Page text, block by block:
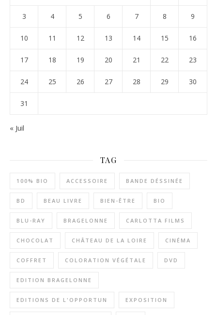
3 4 5 6 7 8 9
10 11 12 13 14 15 16
17 18 19 20 21 22 23
24 25 26 27 28 29 30
31
« Juil
TAG
100% BIO ACCESSOIRE BANDE DÉSSINÉE
BD BEAU LIVRE BIEN-ÊTRE BIO
BLU-RAY BRAGELONNE CARLOTTA FILMS
CHOCOLAT CHÂTEAU DE LA LOIRE CINÉMA
COFFRET COLORATION VÉGÉTALE DVD
EDITION BRAGELONNE
EDITIONS DE L'OPPORTUN EXPOSITION